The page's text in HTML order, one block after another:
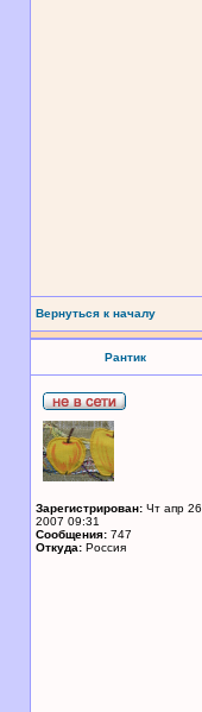
Вернуться к началу
Рантик
Зарегистрирован: Чт апр 26,
2007 09:31
Сообщения: 747
Откуда: Россия